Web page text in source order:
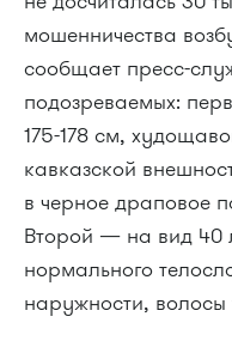
мошенничества
сообщает пресс-
подозреваемых:
175-178 см,
кавказской
в черное драповое
Второй — на вид 40
нормального
наружности, волосы